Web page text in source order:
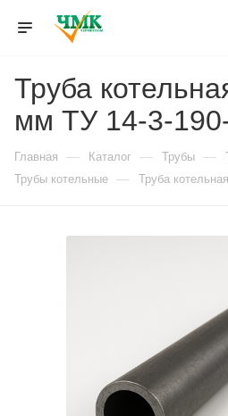
Труба
мм ТУ 14-3-
Главная — Каталог — Трубы —
Трубы котельные — Труба